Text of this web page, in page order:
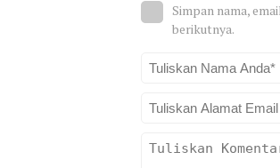
Simpan nama,
berikutnya.